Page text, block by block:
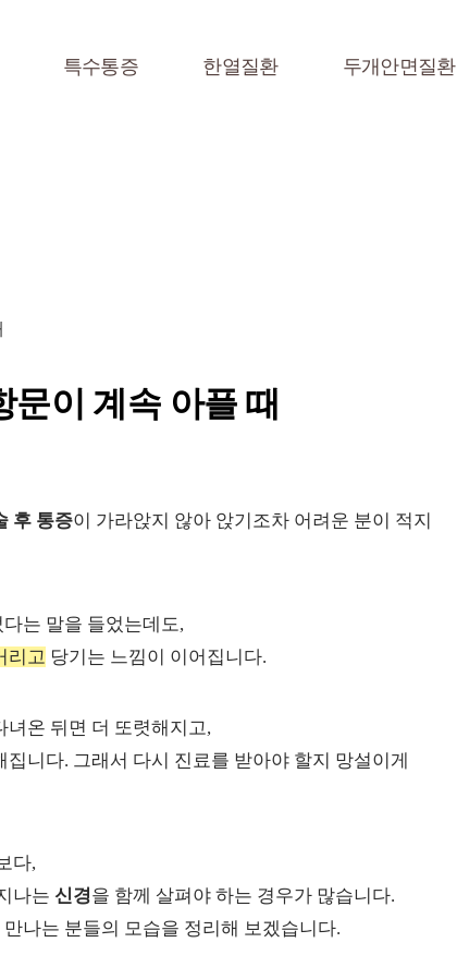
특수통증 한열질환 두개안면질환
문이 계속 아플 때
후 통증이 가라앉지 않아 앉기조차 어려운 분이 적지
는 말을 들었는데도,
리고 당기는 느낌이 이어집니다.
녀온 뒤면 더 또렷해지고,
니다. 그래서 다시 진료를 받아야 할지 망설이게
다,
나는 신경을 함께 살펴야 하는 경우가 많습니다.
나는 분들의 모습을 정리해 보겠습니다.